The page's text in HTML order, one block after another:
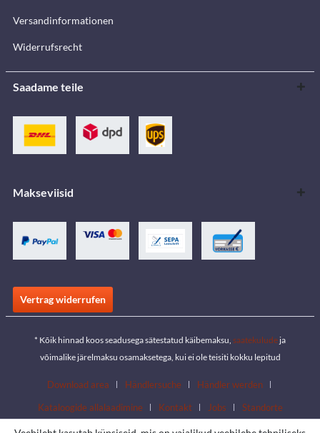
Versandinformationen
Widerrufsrecht
Saadame teile
Makseviisid
Vertrag widerrufen
* Kõik hinnad koos seadusega sätestatud käibemaksu, saatekulude ja
võimalike järelmaksu osamaksetega, kui ei ole teisiti kokku lepitud
Download area Händlersuche
Händler werden
Kataloogide allalaadimine
Kontakt Jobs Standorte